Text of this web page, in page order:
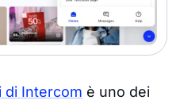
di Intercom è uno dei